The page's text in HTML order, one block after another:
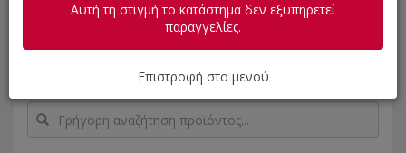
Γρήγορη
αναζήτηση
προϊόντος...
Αυτή τη στιγμή το κατάστημα δεν εξυπηρετεί
παραγγελίες.
Επιστροφή στο μενού